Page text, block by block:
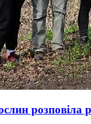
розповіла